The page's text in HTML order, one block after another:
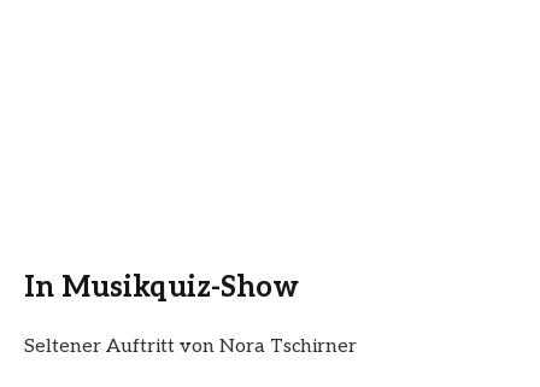
In Musikquiz-Show
Seltener Auftritt von Nora Tschirner